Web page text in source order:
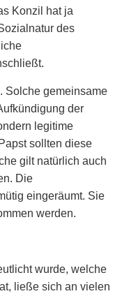
Konzil hat ja
des
Solche gemeinsame
der
legitime
sollten diese
gilt natürlich auch
Die
eingeräumt. Sie
werden.
wurde, welche
ließe sich an vielen